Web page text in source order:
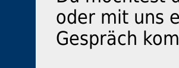
oder mit uns
Gespräch